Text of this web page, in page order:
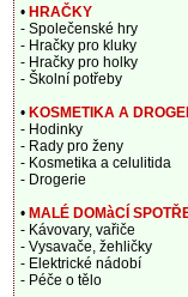
• HRAČKY
- Společenské hry
- Hračky pro kluky
- Hračky pro holky
- Školní potřeby
• KOSMETIKA A
- Hodinky
- Rady pro ženy
- Kosmetika a celulitida
- Drogerie
• MALÉ DOMàCÍ
- Kávovary, vařiče
- Vysavače, žehličky
- Elektrické nádobí
- Péče o tělo